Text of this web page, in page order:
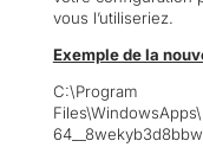
vous l’utiliseriez.
Exemple de la
C:\Program